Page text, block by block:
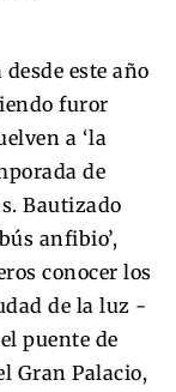
este año
furor
a ‘la
de
Bautizado
anfibio’,
conocer los
de la luz -
puente de
Gran Palacio,